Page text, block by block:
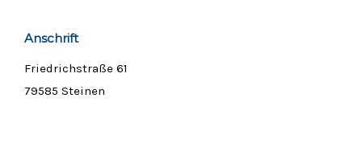
Anschrift
Friedrichstraße 61
79585 Steinen